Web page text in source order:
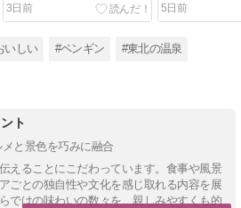
3日前
5日前
いしい #ペンギン #東北の温泉
ト
メと景色を巧みに融合
えることにこだわっています。食事や風景
ごとの独自性や文化を感じ取れる内容を展
ではの味わいの数々を、親しみやすくも的